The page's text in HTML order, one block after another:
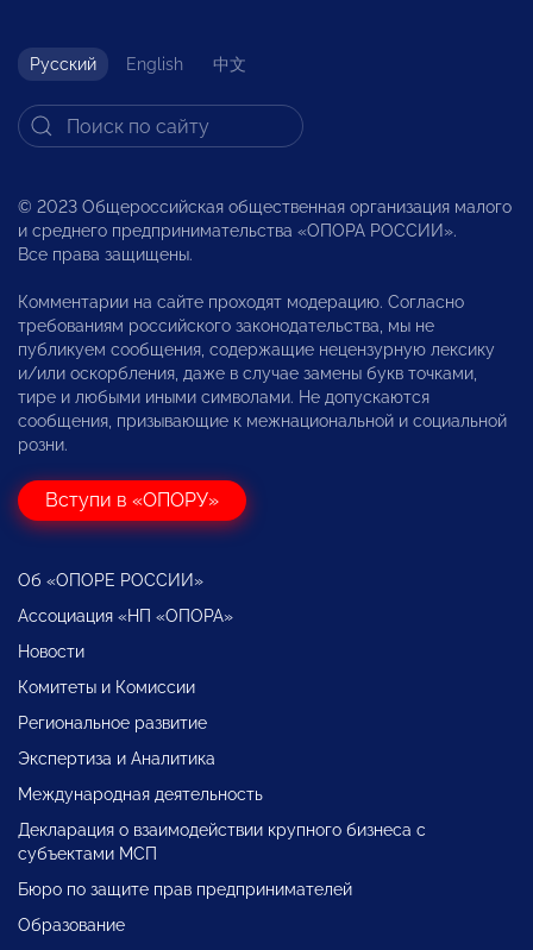
Русский English 中文
© 2023 Общероссийская общественная организация малого
и среднего предпринимательства «ОПОРА РОССИИ».
Все права защищены.
Комментарии на сайте проходят модерацию. Согласно
требованиям российского законодательства, мы не
публикуем сообщения, содержащие нецензурную лексику
и/или оскорбления, даже в случае замены букв точками,
тире и любыми иными символами. Не допускаются
сообщения, призывающие к межнациональной и социальной
розни.
Вступи в «ОПОРУ»
Об «ОПОРЕ РОССИИ»
Ассоциация «НП «ОПОРА»
Новости
Комитеты и Комиссии
Региональное развитие
Экспертиза и Аналитика
Международная деятельность
Декларация о взаимодействии крупного бизнеса с
субъектами МСП
Бюро по защите прав предпринимателей
Образование